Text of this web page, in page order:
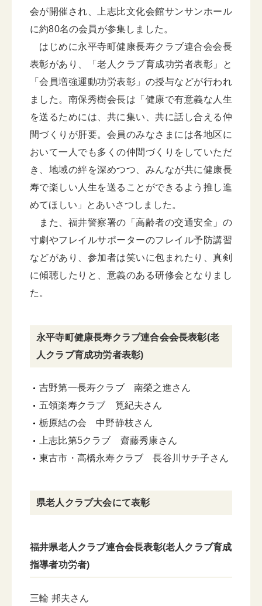
会が開催され、上志比文化会館サンサンホール
に約80名の会員が参集しました。
はじめに永平寺町健康長寿クラブ連合会会長
表彰があり、「老人クラブ育成功労者表彰」と
「会員増強運動功労表彰」の授与などが行われ
ました。南保秀樹会長は「健康で有意義な人生
を送るためには、共に集い、共に話し合える仲
間づくりが肝要。会員のみなさまには各地区に
おいて一人でも多くの仲間づくりをしていただ
き、地域の絆を深めつつ、みんなが共に健康長
寿で楽しい人生を送ることができるよう推し進
めてほしい」とあいさつしました。
また、福井警察署の「高齢者の交通安全」の
寸劇やフレイルサポーターのフレイル予防講習
などがあり、参加者は笑いに包まれたり、真剣
に傾聴したりと、意義のある研修会となりまし
た。
永平寺町健康長寿クラブ連合会会長表彰(老
人クラブ育成功労者表彰)
吉野第一長寿クラブ 南榮之進さん
五領楽寿クラブ 筧紀夫さん
栃原結の会 中野静枝さん
上志比第5クラブ 齋藤秀康さん
東古市・高橋永寿クラブ 長谷川サチ子さん
県老人クラブ大会にて表彰
福井県老人クラブ連合会長表彰(老人クラブ育成
指導者功労者)
三輪 邦夫さん